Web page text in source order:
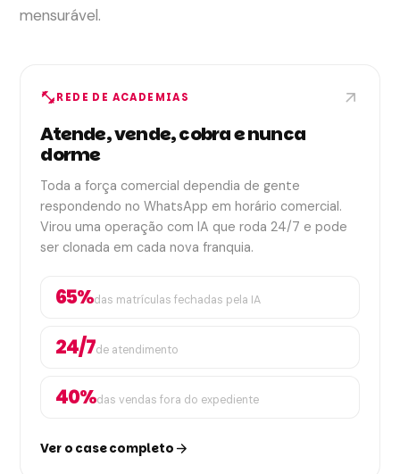
mensurável.
fitness_centerREDE DE ACADEMIAS arrow_outward
Atende, vende, cobra e nunca
dorme
Toda a força comercial dependia de gente
respondendo no WhatsApp em horário comercial.
Virou uma operação com IA que roda 24/7 e pode
ser clonada em cada nova franquia.
65%das matrículas fechadas pela IA
24/7de atendimento
40%das vendas fora do expediente
Ver o case completo arrow_forward